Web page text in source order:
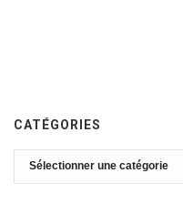
CATÉGORIES
Catégories